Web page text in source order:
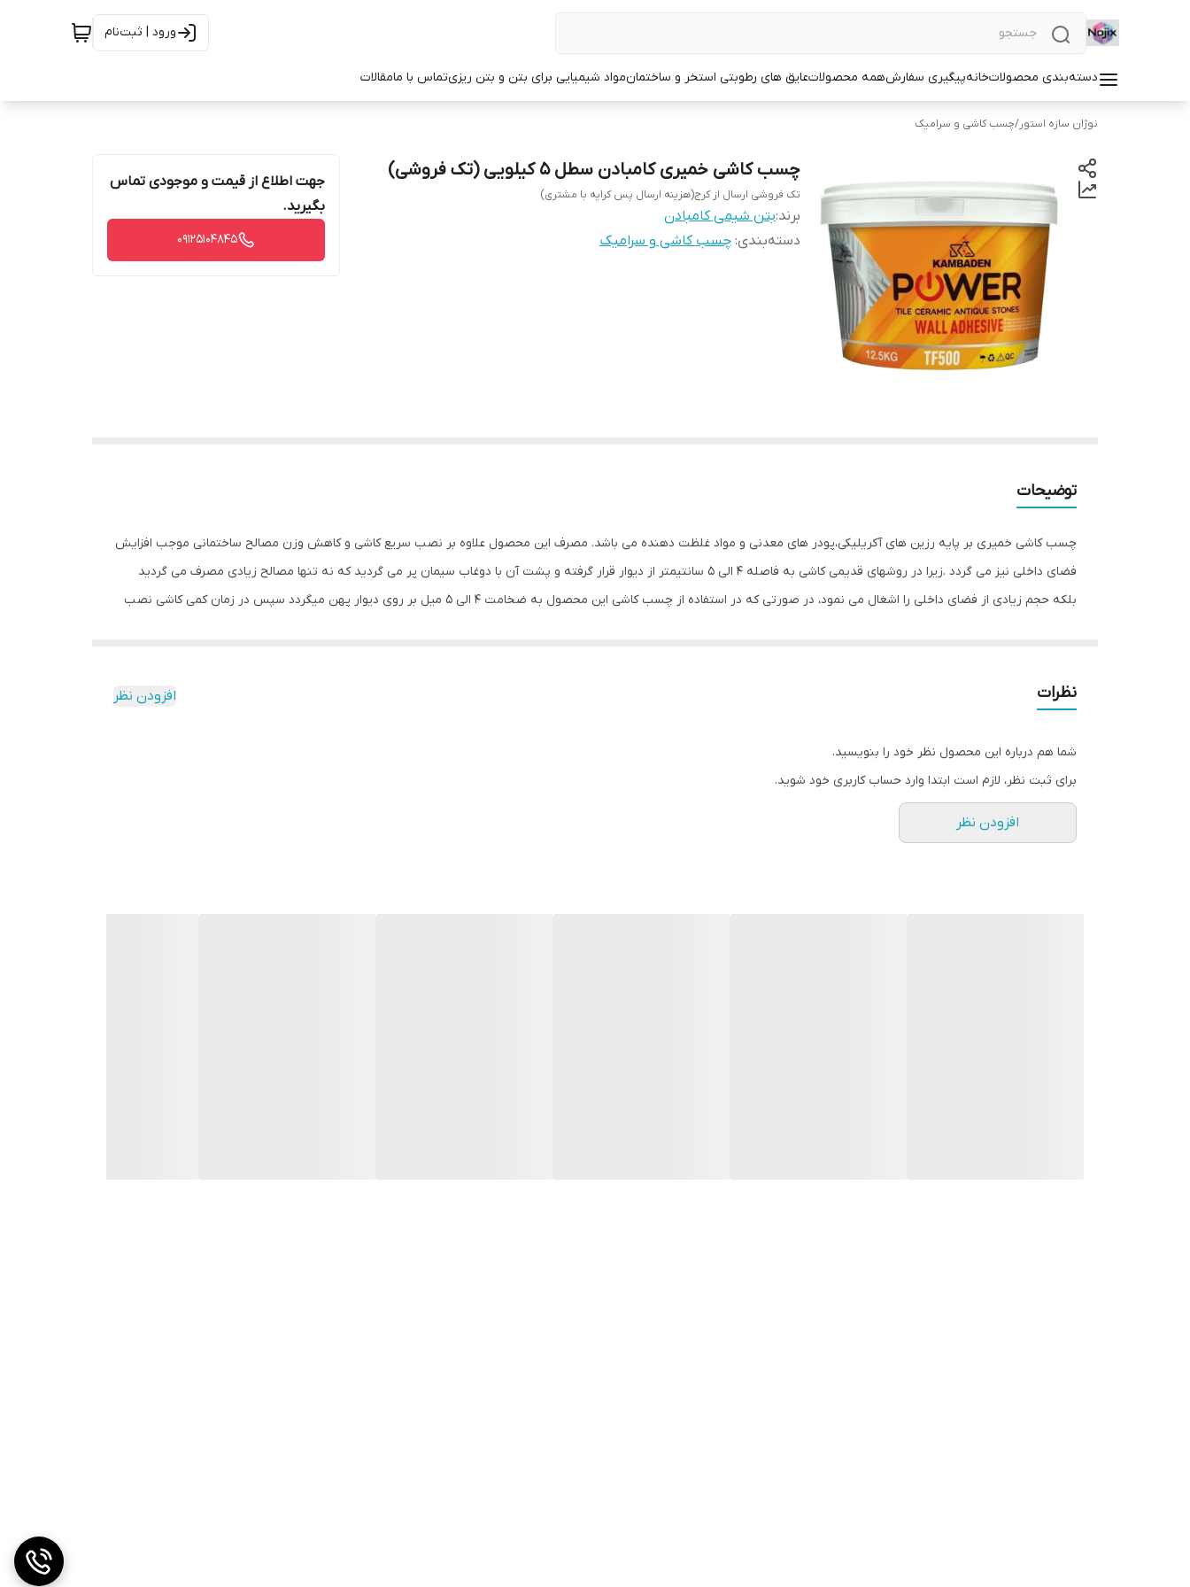
ورود | ثبت‌نام
دسته‌بندی محصولاتخانهپیگیری سفارشهمه محصولاتعایق های رطوبتی استخر و ساختمانمواد شیمیایی برای بتن و بتن ریزیتماس با مامقالات
نوژان سازه استور/چسب کاشی و سرامیک
چسب کاشی خمیری کامبادن سطل 5 کیلویی (تک فروشی)
تک فروشی ارسال از کرج(هزینه ارسال پس کرایه با مشتری)
برند:بتن شیمی کامبادن
دسته‌بندی: چسب کاشی و سرامیک
جهت اطلاع از قیمت و موجودی تماس
بگیرید.
09125104845
توضیحات
چسب کاشی خمیری بر پایه رزین های آکریلیکی،پودر های معدنی و مواد غلظت دهنده می باشد. مصرف این محصول علاوه بر نصب سریع کاشی و کاهش وزن مصالح ساختمانی موجب افزایش
فضای داخلی نیز می گردد .زیرا در روشهای قدیمی کاشی به فاصله 4 الی 5 سانتیمتر از دیوار قرار گرفته و پشت آن با دوغاب سیمان پر می گردید که نه تنها مصالح زیادی مصرف می گردید
بلکه حجم زیادی از فضای داخلی را اشغال می نمود، در صورتی که در استفاده از چسب کاشی این محصول به ضخامت 4 الی 5 میل بر روی دیوار پهن میگردد سپس در زمان کمی کاشی نصب
استحکام ، مقاومت و چسبندگی بالا
بدون افت حجم و ترک خوردگی
مقاوم در برابر لغزش
نظرات افزودن نظر
شما هم درباره این محصول نظر خود را بنویسید.
برای ثبت نظر، لازم است ابتدا وارد حساب کاربری خود شوید.
افزودن نظر